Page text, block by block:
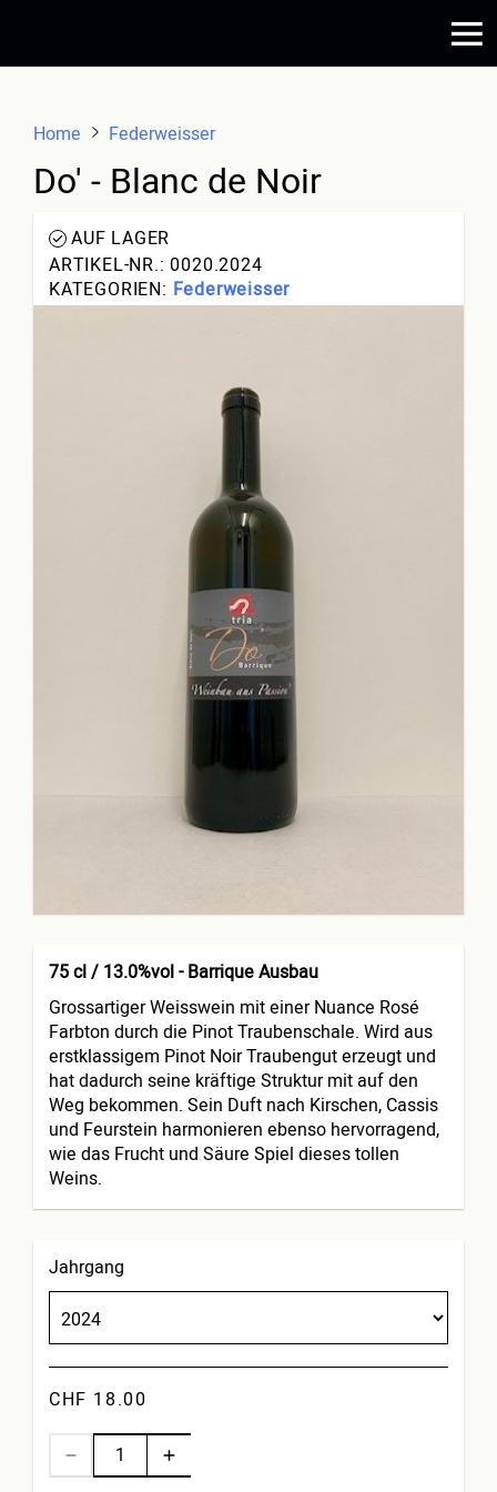
Home Federweisser
Do' - Blanc de Noir
AUF LAGER
ARTIKEL-NR.: 0020.2024
KATEGORIEN: Federweisser
75 cl / 13.0%vol - Barrique Ausbau
Grossartiger Weisswein mit einer Nuance Rosé
Farbton durch die Pinot Traubenschale. Wird aus
erstklassigem Pinot Noir Traubengut erzeugt und
hat dadurch seine kräftige Struktur mit auf den
Weg bekommen. Sein Duft nach Kirschen, Cassis
und Feurstein harmonieren ebenso hervorragend,
wie das Frucht und Säure Spiel dieses tollen
Weins.
Jahrgang
CHF 18.00